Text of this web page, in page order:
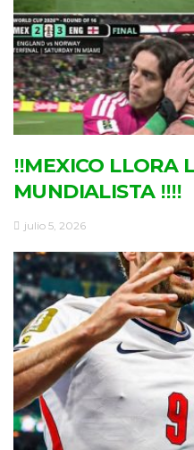
‼MEXICO LLORA
MUNDIALISTA ‼‼
julio 5, 2026